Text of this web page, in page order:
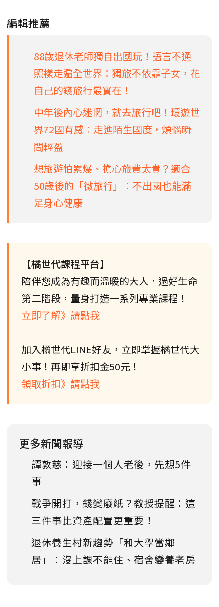
編輯推薦
88歲退休老師獨自出國玩！語言不通
照樣走遍全世界：獨旅不依靠子女，花
自己的錢旅行最實在！
中年後內心迷惘，就去旅行吧！環遊世
界72國有感：走進陌生國度，煩惱瞬
間輕盈
想旅遊怕累爆、擔心旅費太貴？適合
50歲後的「微旅行」：不出國也能滿
足身心健康
【橘世代課程平台】
陪伴您成為有趣而溫暖的大人，過好生命
第二階段，量身打造一系列專業課程！
立即了解》請點我
加入橘世代LINE好友，立即掌握橘世代大
小事！再即享折扣金50元！
領取折扣》請點我
更多新聞報導
譚敦慈：迎接一個人老後，先想5件
事
戰爭開打，錢變廢紙？教授提醒：這
三件事比資產配置更重要！
退休養生村新趨勢「和大學當鄰
居」：沒上課不能住、宿舍變養老房